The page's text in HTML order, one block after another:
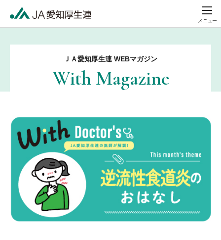
メニュー
ＪＡ愛知厚生連 WEBマガジン
With Magazine